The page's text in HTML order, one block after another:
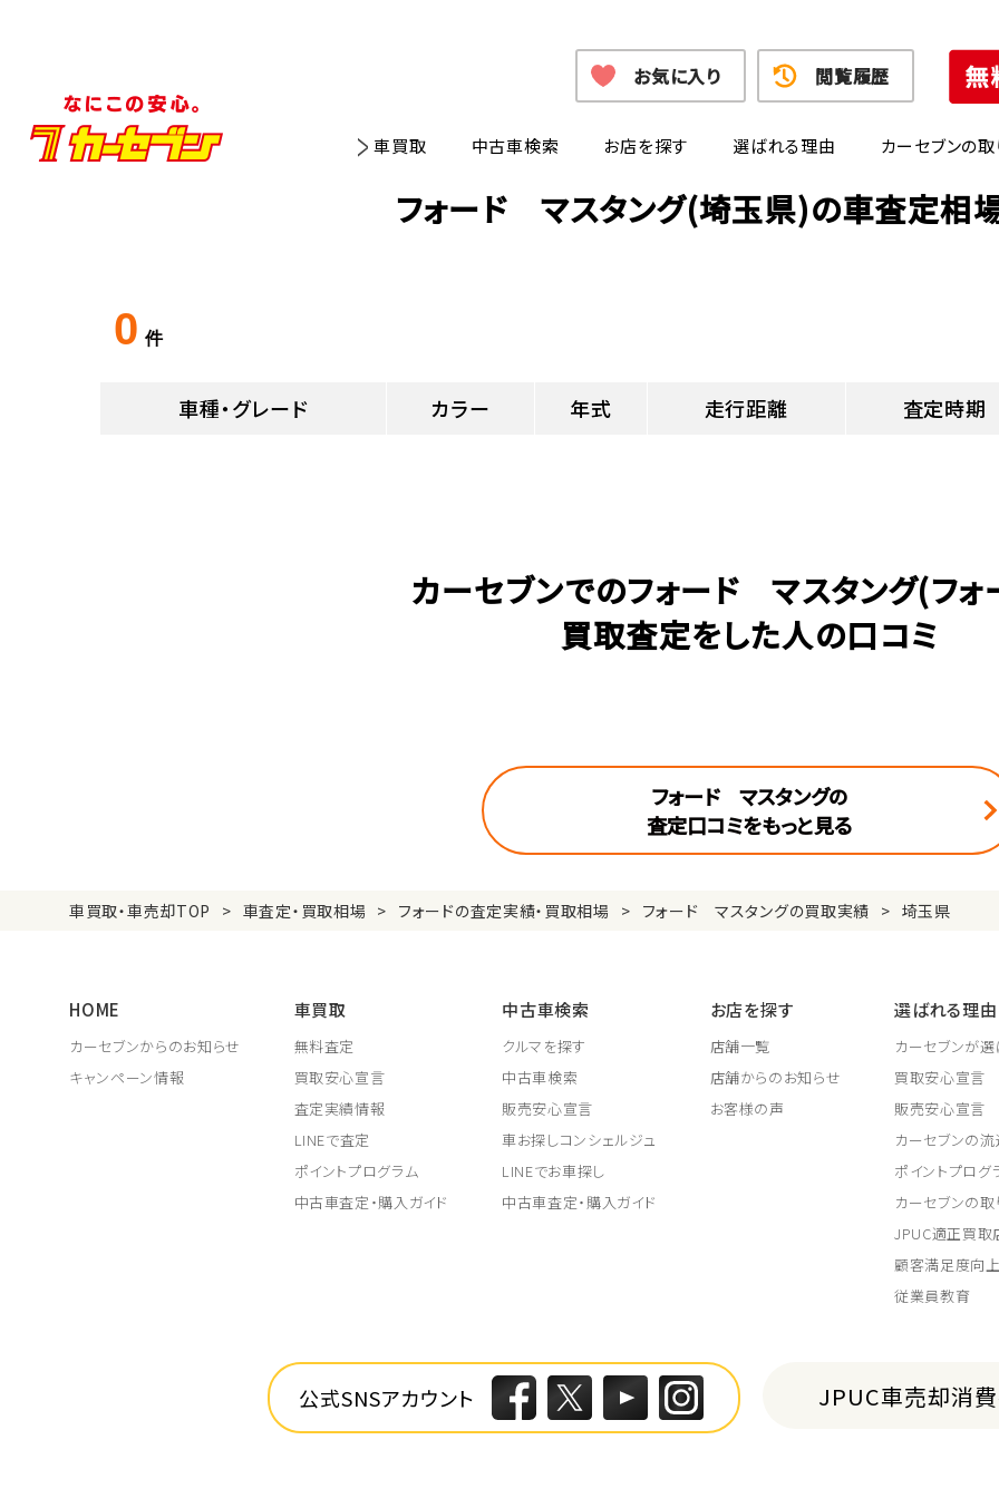
車買取 中古車検索 お店を探す 選ばれる理由 カーセブンの
お気に入り 閲覧履歴
フォード マスタング(埼玉県)の車査定相
0 件
車種・グレード カラー 年式 走行距離 査定時期
カーセブンでのフォード マスタング(フォ
買取査定をした人の口コミ
フォード マスタングの
査定口コミをもっと見る
車買取・車売却TOP 車査定・買取相場 フォードの査定実績・買取相場 フォード マスタングの買取実績 埼玉県
HOME
カーセブンからのお知らせ
キャンペーン情報
車買取
無料査定
買取安心宣言
査定実績情報
LINEで査定
ポイントプログラム
中古車査定・購入ガイド
中古車検索
クルマを探す
中古車検索
販売安心宣言
車お探しコンシェルジュ
LINEでお車探し
中古車査定・購入ガイド
お店を探す
店舗一覧
店舗からのお知らせ
お客様の声
選ばれる理由
カーセブンが
買取安心宣言
販売安心宣言
カーセブンの
ポイントプログ
カーセブンの
JPUC適正買取
顧客満足度向
従業員教育
公式SNSアカウント JPUC車売却消